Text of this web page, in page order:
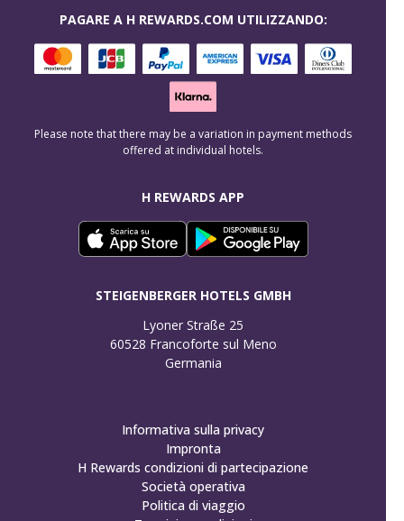
H REWARDS APP
STEIGENBERGER HOTELS GMBH
Lyoner Straße 25
60528 Francoforte sul Meno
Germania
PAGARE A H REWARDS.COM UTILIZZANDO:
Please note that there may be a variation in payment methods
offered at individual hotels.
Informativa sulla privacy
Impronta
H Rewards condizioni di partecipazione
Società operativa
Politica di viaggio